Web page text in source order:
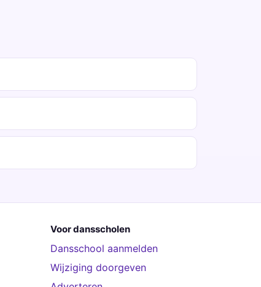
Voor dansscholen
Dansschool aanmelden
Wijziging doorgeven